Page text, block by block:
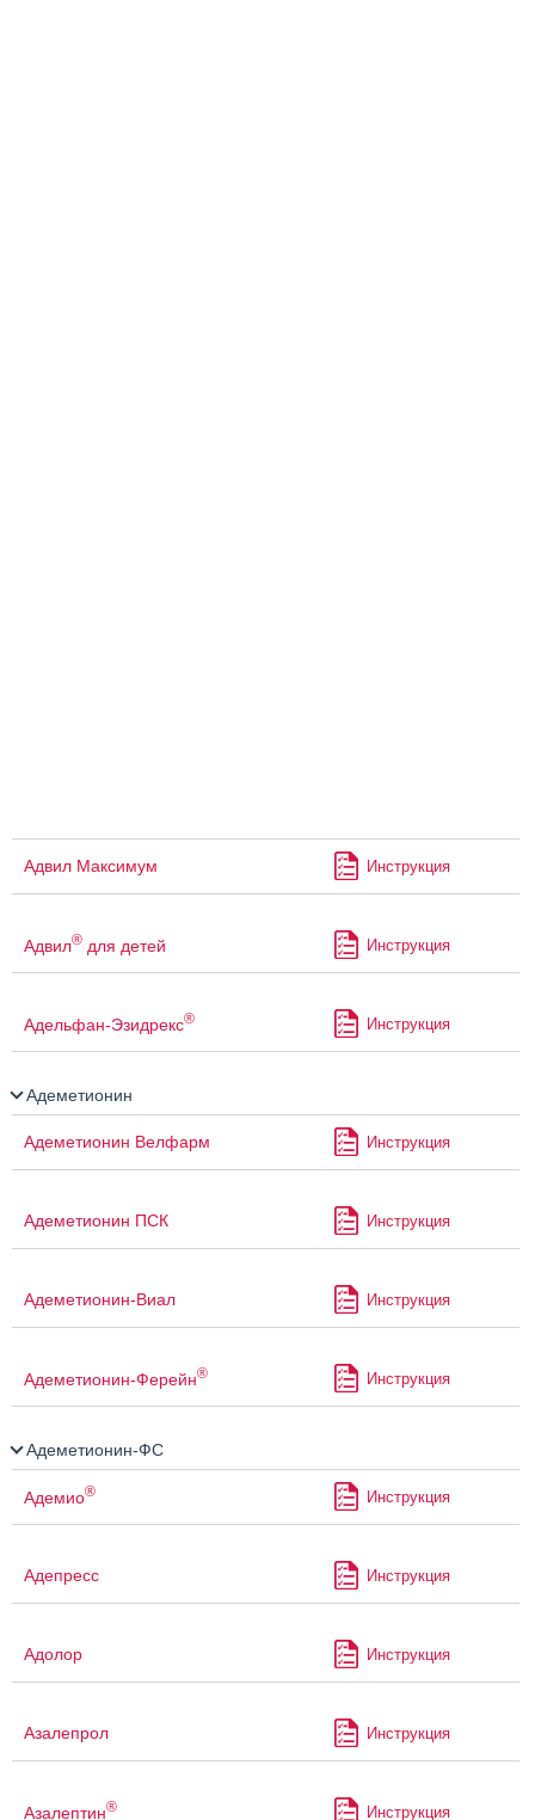
Адвил Максимум Инструкция
Адвил® для детей Инструкция
Адельфан-Эзидрекс® Инструкция
Адеметионин
Адеметионин Велфарм Инструкция
Адеметионин ПСК Инструкция
Адеметионин-Виал Инструкция
Адеметионин-Ферейн® Инструкция
Адеметионин-ФС
Адемио® Инструкция
Адепресс Инструкция
Адолор Инструкция
Азалепрол Инструкция
Азалептин® Инструкция